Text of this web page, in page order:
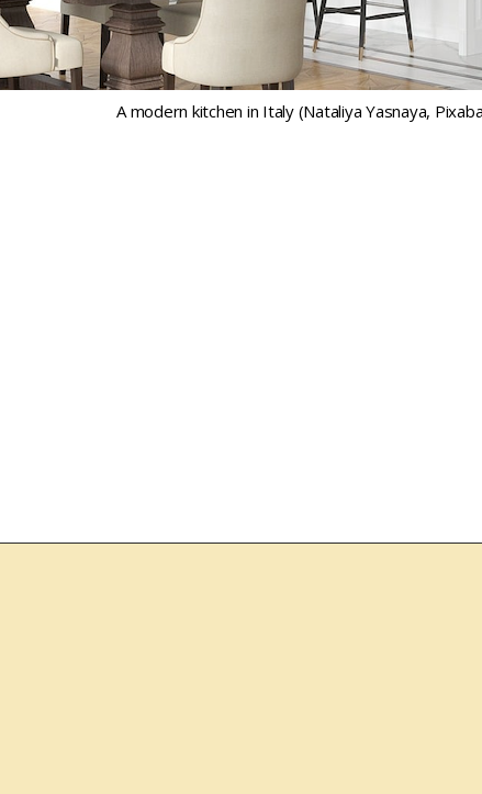
A modern kitchen in Italy (Nataliya Yasnaya,